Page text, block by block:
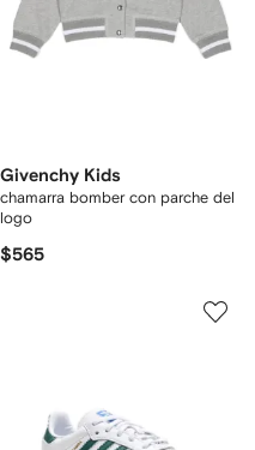
Givenchy Kids
chamarra bomber con parche del
logo
$565